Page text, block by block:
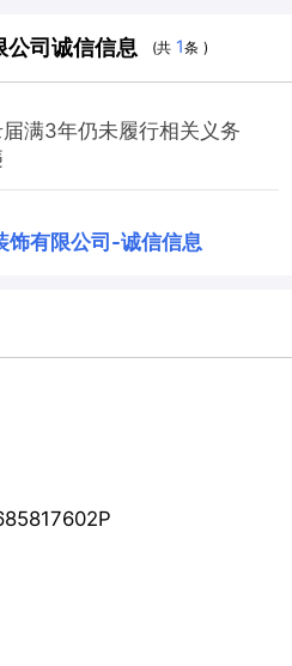
公司诚信信息 (共 1条 )
满3年仍未履行相关义务
饰有限公司 -诚信信息